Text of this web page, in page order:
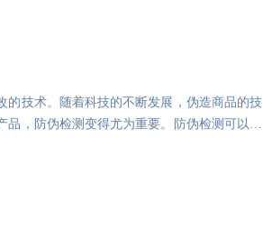
的技术。随着科技的不断发展，伪造商品的技
，防伪检测变得尤为重要。防伪检测可以通